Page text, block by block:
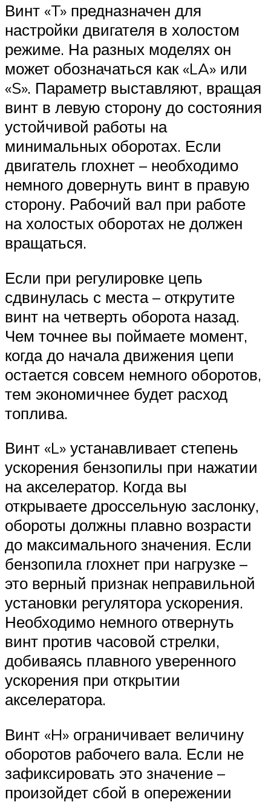
Винт «T» предназначен для
настройки двигателя в холостом
режиме. На разных моделях он
может обозначаться как «LA» или
«S». Параметр выставляют, вращая
винт в левую сторону до состояния
устойчивой работы на
минимальных оборотах. Если
двигатель глохнет – необходимо
немного довернуть винт в правую
сторону. Рабочий вал при работе
на холостых оборотах не должен
вращаться.
Если при регулировке цепь
сдвинулась с места – открутите
винт на четверть оборота назад.
Чем точнее вы поймаете момент,
когда до начала движения цепи
остается совсем немного оборотов,
тем экономичнее будет расход
топлива.
Винт «L» устанавливает степень
ускорения бензопилы при нажатии
на акселератор. Когда вы
открываете дроссельную заслонку,
обороты должны плавно возрасти
до максимального значения. Если
бензопила глохнет при нагрузке –
это верный признак неправильной
установки регулятора ускорения.
Необходимо немного отвернуть
винт против часовой стрелки,
добиваясь плавного уверенного
ускорения при открытии
акселератора.
Винт «H» ограничивает величину
оборотов рабочего вала. Если не
зафиксировать это значение –
произойдет сбой в опережении